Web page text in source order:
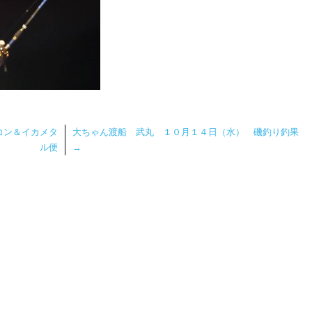
＆イカメタ
ル便
大ちゃん渡船 武丸 １０月１４日（水） 磯釣り釣果
→